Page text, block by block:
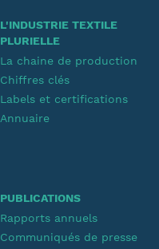
L'INDUSTRIE TEXTILE
PLURIELLE
La chaine de production
Chiffres clés
Labels et certifications
Annuaire
PUBLICATIONS
Rapports annuels
Communiqués de presse